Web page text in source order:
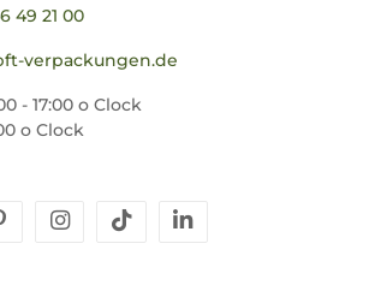
49 21 00
verpackungen.de
- 17:00 o Clock
o Clock
pinterestinstagram
tiktok